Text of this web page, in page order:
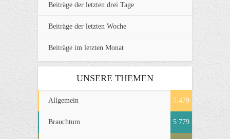
Beiträge der letzten drei Tage
Beiträge der letzten Woche
Beiträge im letzten Monat
UNSERE THEMEN
Allgemein 7.479
Brauchtum 5.779